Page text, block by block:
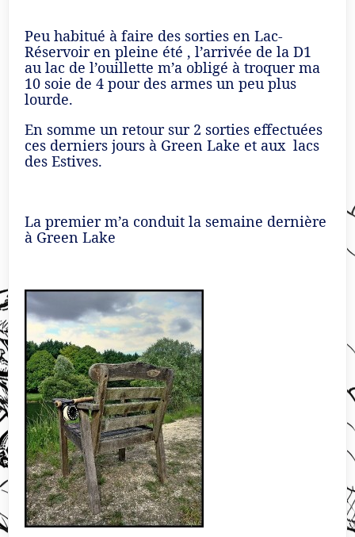
Peu habitué à faire des sorties en Lac-
Réservoir en pleine été , l’arrivée de la D1
au lac de l’ouillette m’a obligé à troquer ma
10 soie de 4 pour des armes un peu plus
lourde.
En somme un retour sur 2 sorties effectuées
ces derniers jours à Green Lake et aux lacs
des Estives.
La premier m’a conduit la semaine dernière
à Green Lake